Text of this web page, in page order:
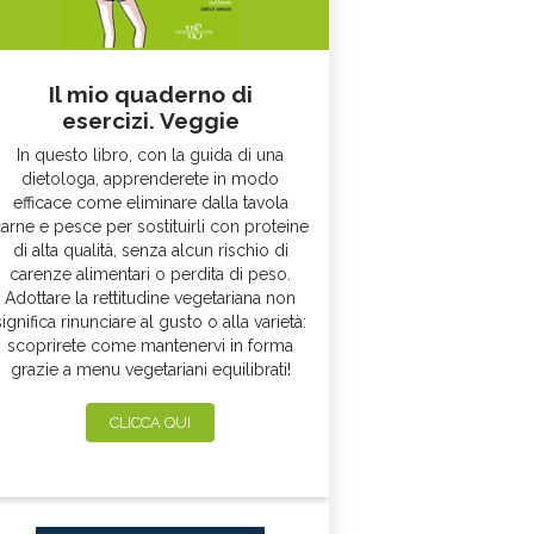
Il mio quaderno di
esercizi. Veggie
In questo libro, con la guida di una
dietologa, apprenderete in modo
efficace come eliminare dalla tavola
e pesce per sostituirli con proteine
di alta qualità, senza alcun rischio di
carenze alimentari o perdita di peso.
Adottare la rettitudine vegetariana non
rinunciare al gusto o alla varietà:
scoprirete come mantenervi in forma
grazie a menu vegetariani equilibrati!
CLICCA QUI